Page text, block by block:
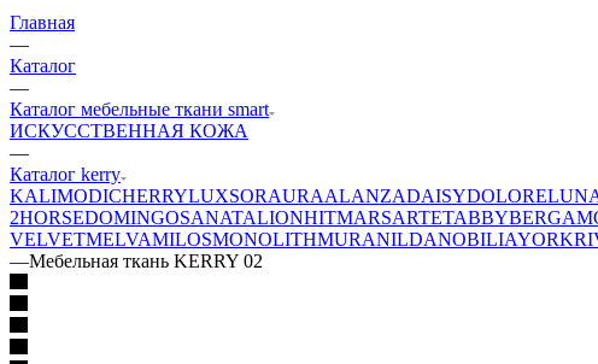
Главная
—
Каталог
—
Каталог мебельные ткани smart
ИСКУССТВЕННАЯ КОЖА
—
Каталог kerry
KALIMODICHERRYLUXSORAURAALANZADAISYDOLORE
2HORSEDOMINGOSANATALIONHITMARSARTETABBY
VELVETMELVAMILOSMONOLITHMURANILDANOBILIAYORK
—Мебельная ткань KERRY 02